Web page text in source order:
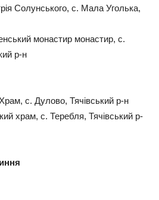
Солунського, с. Мала Уголька,
монастир монастир, с.
р-н
с. Дулово, Тячівський р-н
храм, с. Теребля, Тячівський р-